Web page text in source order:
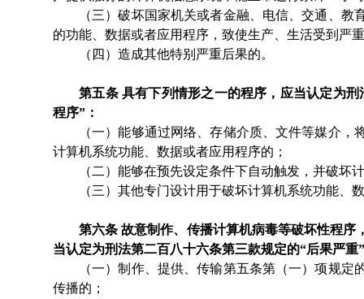
（三）破坏国家机关或者金融、电信、交通、
的功能、数据或者应用程序，致使生产、生活受到严
（四）造成其他特别严重后果的。
第五条 具有下列情形之一的程序，应当认定为
程序”：
（一）能够通过网络、存储介质、文件等媒介
计算机系统功能、数据或者应用程序的；
（二）能够在预先设定条件下自动触发，并破坏
（三）其他专门设计用于破坏计算机系统功能、
第六条 故意制作、传播计算机病毒等破坏性程序
当认定为刑法第二百八十六条第三款规定的“后果严重
（一）制作、提供、传输第五条第（一）项规
传播的；